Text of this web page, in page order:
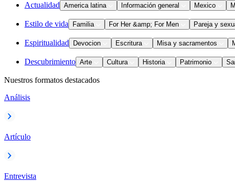
Actualidad America latina Información general Mexico
Estilo de vida Familia For Her &amp; For Men Pareja y
Espiritualidad Devocion Escritura Misa y sacramentos
Descubrimiento Arte Cultura Historia Patrimonio
Nuestros formatos destacados
Análisis
Artículo
Entrevista